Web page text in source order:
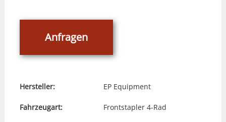
Anfragen
Hersteller: EP Equipment
Fahrzeugart: Frontstapler 4-Rad